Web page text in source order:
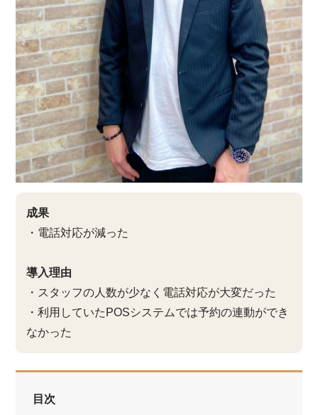
成果
・電話対応が減った
導入理由
・スタッフの人数が少なく電話対応が大変だった
・利用していたPOSシステムでは予約の連動ができ
なかった
目次